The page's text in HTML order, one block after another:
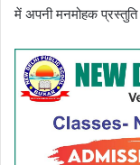
में अपनी मनमोहक प्रस्तुति